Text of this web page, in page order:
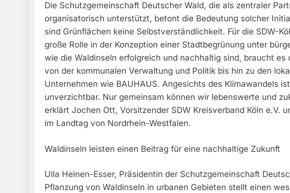
Die Schutzgemeinschaft Deutscher Wald, die als zentraler
organisatorisch unterstützt, betont die Bedeutung solcher
sind Grünflächen keine Selbstverständlichkeit. Für die SDW-
große Rolle in der Konzeption einer Stadtbegrünung unter
wie die Waldinseln erfolgreich und nachhaltig sind, braucht es
von der kommunalen Verwaltung und Politik bis hin zu den
Unternehmen wie BAUHAUS. Angesichts des Klimawandels
unverzichtbar. Nur gemeinsam können wir lebenswerte und
erklärt Jochen Ott, Vorsitzender SDW Kreisverband Köln e.V.
im Landtag von Nordrhein-Westfalen.
Waldinseln leisten einen Beitrag für eine nachhaltige Zukunft
Ulla Heinen-Esser, Präsidentin der Schutzgemeinschaft
Pflanzung von Waldinseln in urbanen Gebieten stellt einen